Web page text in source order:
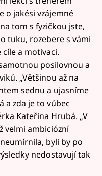
o jakési vzájemné
tom s fyzičkou jste,
tuku, rozebere s vámi
a motivaci.
posilovnou a
„Většinou až na
sednu a ujasníme
a zda je to vůbec
Kateřina Hrubá. „V
velmi ambiciózní
byli by po
nedostavují tak